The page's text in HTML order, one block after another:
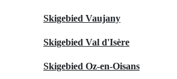
Skigebied Vaujany
Skigebied Val d'Isère
Skigebied Oz-en-Oisans